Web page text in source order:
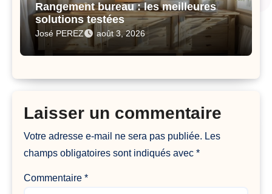
Rangement bureau : les meilleures
solutions testées
José PEREZ août 3, 2026
Laisser un commentaire
Votre adresse e-mail ne sera pas publiée. Les
champs obligatoires sont indiqués avec*
Commentaire*